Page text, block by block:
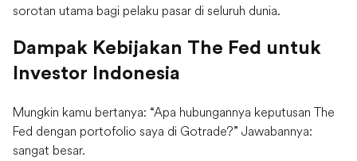
sorotan utama bagi pelaku pasar di seluruh dunia.
Dampak Kebijakan The Fed untuk
Investor Indonesia
Mungkin kamu bertanya: “Apa hubungannya keputusan The
Fed dengan portofolio saya di Gotrade?” Jawabannya:
sangat besar.